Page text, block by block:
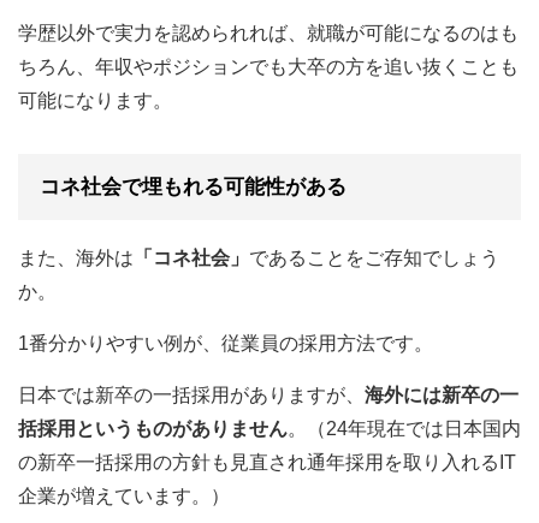
学歴以外で実力を認められれば、就職が可能になるのはも
ちろん、年収やポジションでも大卒の方を追い抜くことも
可能になります。
コネ社会で埋もれる可能性がある
また、海外は 「コネ社会」 であることをご存知でしょう
か。
1番分かりやすい例が、従業員の採用方法です。
日本では新卒の一括採用がありますが、 海外には新卒の一
括採用というものがありません。（24年現在では日本国内
の新卒一括採用の方針も見直され通年採用を取り入れるIT
企業が増えています。）